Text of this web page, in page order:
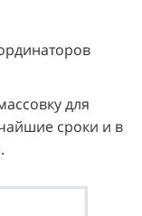
для
сроки и в